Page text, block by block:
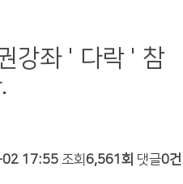
강좌 ' 다락 ' 참
17:55 조회 6,561회 댓글0건